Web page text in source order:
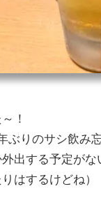
！
ぶりのサシ飲み
出する予定が
はするけどね）